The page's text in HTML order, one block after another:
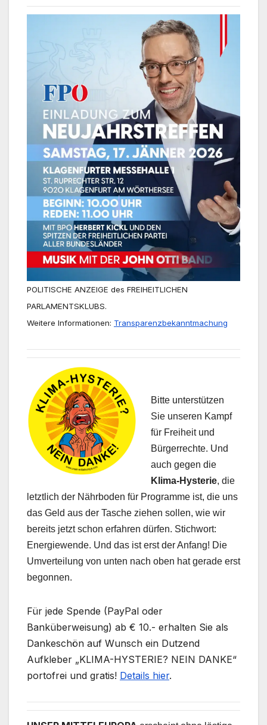
POLITISCHE ANZEIGE des FREIHEITLICHEN
PARLAMENTSKLUBS.
Weitere Informationen: Transparenzbekanntmachung
Bitte unterstützen
Sie unseren Kampf
für Freiheit und
Bürgerrechte. Und
auch gegen die
Klima-Hysterie, die
letztlich der Nährboden für Programme ist, die uns
das Geld aus der Tasche ziehen sollen, wie wir
bereits jetzt schon erfahren dürfen. Stichwort:
Energiewende. Und das ist erst der Anfang! Die
Umverteilung von unten nach oben hat gerade erst
begonnen.
Für jede Spende (PayPal oder
Banküberweisung) ab € 10.- erhalten Sie als
Dankeschön auf Wunsch ein Dutzend
Aufkleber „KLIMA-HYSTERIE? NEIN DANKE“
portofrei und gratis! Details hier.